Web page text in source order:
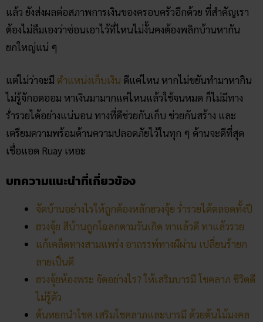
แล้ว ยังส่งผลต่อสภาพการเงินของครอบครัวอีกด้วย ที่สำคัญเรา
ต้องไม่ลืมเองว่าซ่อนเอาไว้ที่ไหนไม่งั้นคงต้องพลิกบ้านหากัน
ยกใหญ่แน่ ๆ
แต่ไม่ว่าจะมี ตำแหน่งเก็บเงิน ดีแค่ไหน หากไม่ขยันทำมาหากิน
ไม่รู้จักอดออม หาเงินมามากแค่ไหนแล้วใช้จนหมด ก็ไม่มีทาง
ร่ำรวยได้อย่างแน่นอน ทางที่ดีช่วยกันเก็บ ช่วยกันสร้าง และ
เตรียมความพร้อมด้านความปลอดภัยไว้ในทุก ๆ ด้านจะดีที่สุด
เชื่อแอด Ruay เหอะ
บทความแนะนำที่เกี่ยวข้อง
จัดบ้านอย่างไรให้ถูกต้องหลักฮวงจุ้ย ร่ำรวยได้ตลอดทั้งปี
ฮวงจุ้ย สีบ้านถูกโฉลก​ตามวันเกิด ทาแล้วดี ทาแล้วรวย
แก้เคล็ดทางสามแพร่ง อาถรรพ์ทางผีผ่าน เปลี่ยนร้ายก
ลายเป็นดี
ฮวงจุ้ยห้องพระ จัดอย่างไร? ให้เสริมบารมี โชคลาภ ชีวิตดี
ไม่รู้ตัว
ต้นหยกนำโชค เสริมโชคลาภและบารมี ด้วยต้นไม้มงคล